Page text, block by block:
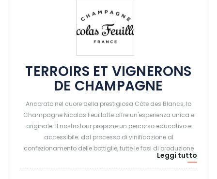
TERROIRS ET VIGNERONS
DE CHAMPAGNE
Ancorato nel cuore della prestigiosa Côte des Blancs, lo
Champagne Nicolas Feuillatte offre un'esperienza unica e
originale. Il nostro tour propone un percorso educativo e
accessibile: dal processo di vinificazione al
confezionamento delle bottiglie, tutte le fasi di produzione
delle cuvée sono svelate in un mondo che coinvolge tutti i
sensi.
Leggi tutto